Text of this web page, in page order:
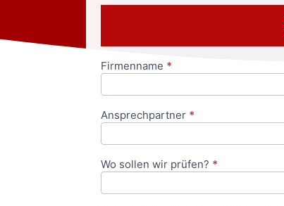
Anfrageformular
Firmenname *
Ansprechpartner *
Wo sollen wir prüfen? *